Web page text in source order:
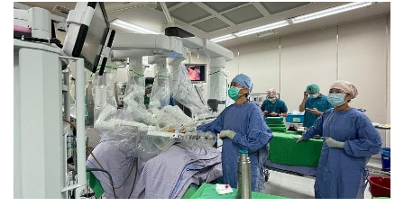
新聞稿分類
登入
刊登